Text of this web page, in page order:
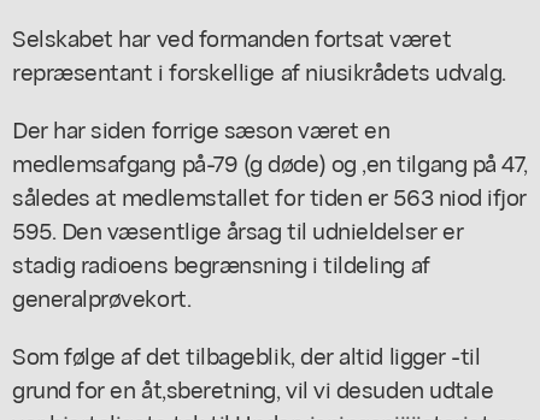
Selskabet har ved formanden fortsat været
repræsentant i forskellige af niusikrådets udvalg.
Der har siden forrige sæson været en
medlemsafgang på-79 (g døde) og ,en tilgang på 47,
således at medlemstallet for tiden er 563 niod ifjor
595. Den væsentlige årsag til udnieldelser er
stadig radioens begrænsning i tildeling af
generalprøvekort.
Som følge af det tilbageblik, der altid ligger -til
grund for en åt,sberetning, vil vi desuden udtale